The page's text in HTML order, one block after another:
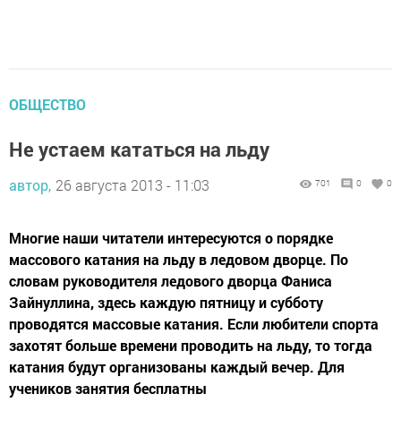
ОБЩЕСТВО
Не устаем кататься на льду
автор, 26 августа 2013 - 11:03 701 0 0
Многие наши читатели интересуются о порядке
массового катания на льду в ледовом дворце. По
словам руководителя ледового дворца Фаниса
Зайнуллина, здесь каждую пятницу и субботу
проводятся массовые катания. Если любители спорта
захотят больше времени проводить на льду, то тогда
катания будут организованы каждый вечер. Для
учеников занятия бесплатны